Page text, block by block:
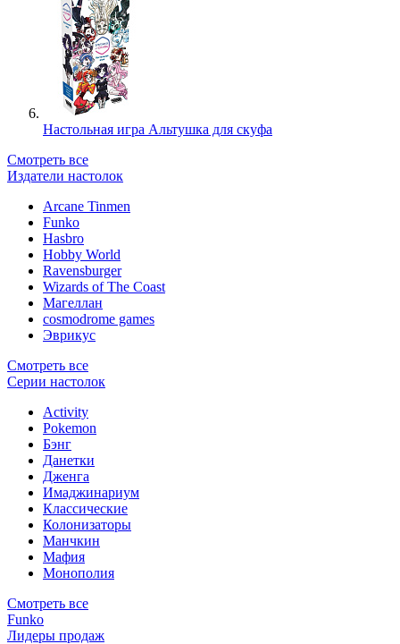
Настольная игра Альтушка для скуфа
Смотреть все
Издатели настолок
Arcane Tinmen
Funko
Hasbro
Hobby World
Ravensburger
Wizards of The Coast
Магеллан
сosmodrome games
Эврикус
Смотреть все
Серии настолок
Activity
Pokemon
Бэнг
Данетки
Дженга
Имаджинариум
Классические
Колонизаторы
Манчкин
Мафия
Монополия
Смотреть все
Funko
Лидеры продаж